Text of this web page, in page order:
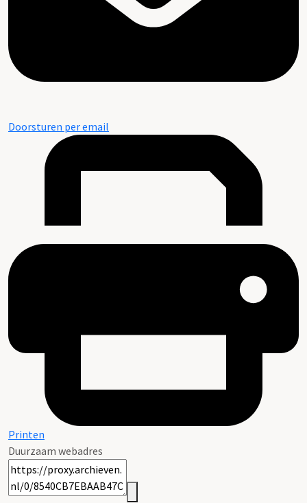
Doorsturen per email
Printen
Duurzaam webadres